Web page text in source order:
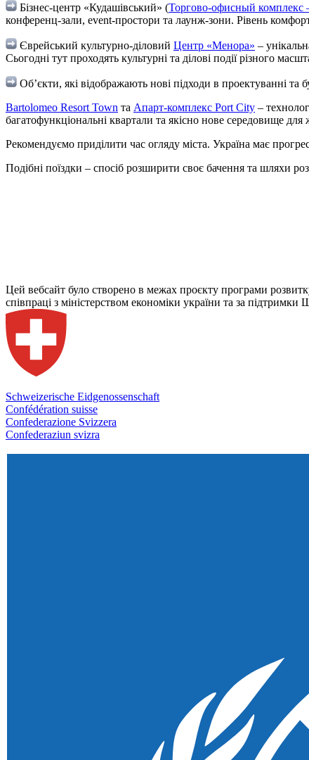
Бізнес-центр «Кудашівський» (Торгово-офисный комплекс
конференц-зали, event-простори та лаунж-зони. Рівень
Єврейський культурно-діловий Центр «Менора» –
Сьогодні тут проходять культурні та ділові події різного
Об’єкти, які відображають нові підходи в проектуванні та
Bartolomeo Resort Town та Апарт-комплекс Port City –
багатофункціональні квартали та якісно нове середовище для
Рекомендуємо приділити час огляду міста. Україна має
Подібні поїздки – спосіб розширити своє бачення та шляхи
Цей вебсайт було створено в межах проєкту програми
співпраці з міністерством економіки україни та за підтримки
Schweizerische Eidgenossenschaft
Confédération suisse
Confederazione Svizzera
Confederaziun svizra